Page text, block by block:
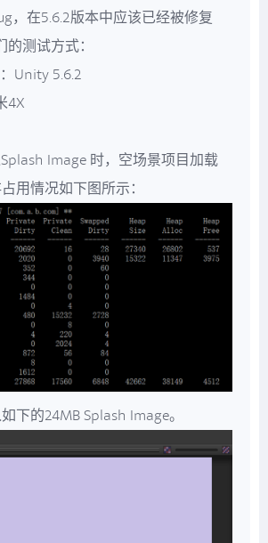
，在5.6.2版本中应该已经被修复
测试方式：
Unity 5.6.2
4X
Image 时，空场景项目加载
用情况如下图所示：
下的24MB Splash Image。